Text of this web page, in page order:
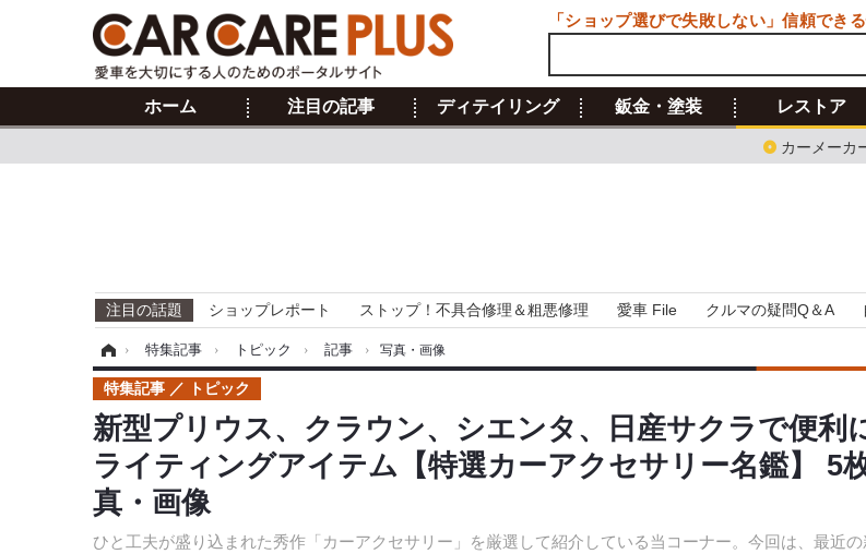
ホーム 注目の記事 ディテイリング 鈑金・塗装 レストア
カーメーカ
注目の話題 ショップレポート ストップ！不具合修理＆粗悪修理 愛車 File クルマの疑問Q＆A
› 特集記事 › トピック › 記事 › 写真・画像
新型プリウス、クラウン、シエンタ、日産サクラで便利
ライティングアイテム【特選カーアクセサリー名鑑】 5
真・画像
ひと工夫が盛り込まれた秀作「カーアクセサリー」を厳選して紹介している当コーナー。今回は、最近
特集記事 トピック
「ショップ選びで失敗しない」信頼でき